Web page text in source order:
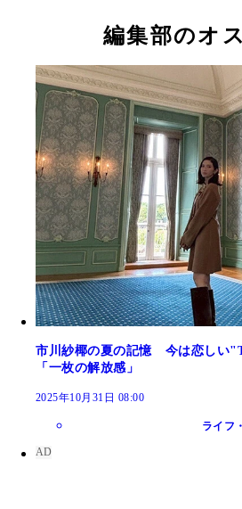
編集部のオ
市川紗椰の夏の記憶 今は恋しい
「一枚の解放感」
2025年10月31日 08:00
ライフ